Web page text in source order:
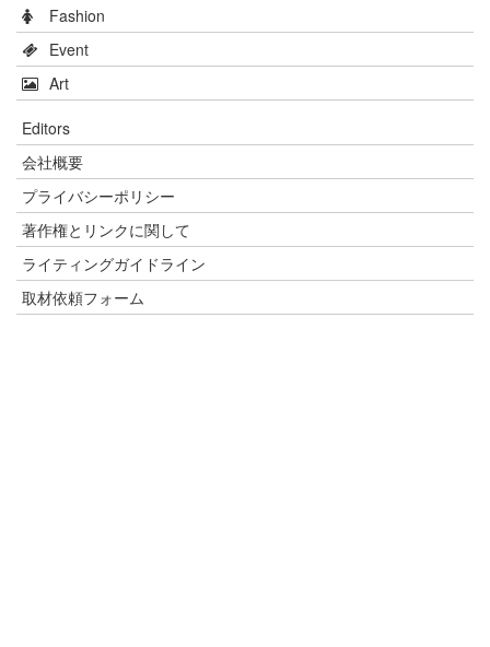
Fashion
Event
Art
Editors
会社概要
プライバシーポリシー
著作権とリンクに関して
ライティングガイドライン
取材依頼フォーム